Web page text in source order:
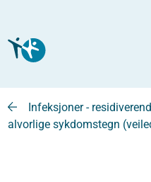
Infeksjoner -
alvorlige sykdomstegn